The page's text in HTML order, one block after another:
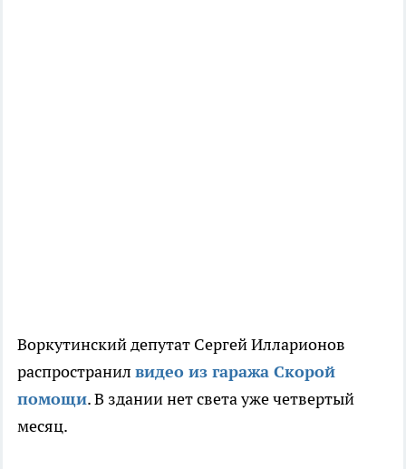
Воркутинский депутат Сергей Илларионов
распространил видео из гаража Скорой
помощи. В здании нет света уже четвертый
месяц.